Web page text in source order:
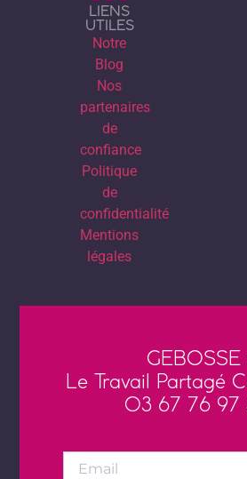
LIENS
UTILES
Notre
Blog
Nos
partenaires
de
confiance
Politique
de
confidentialité
Mentions
légales
GEBOSSE
Le Travail Partagé
03 67 76 97